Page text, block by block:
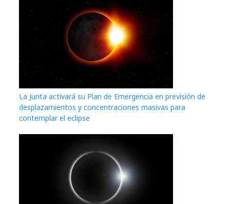
La Junta activará su Plan de Emergencia en previsión de
desplazamientos y concentraciones masivas para
contemplar el eclipse